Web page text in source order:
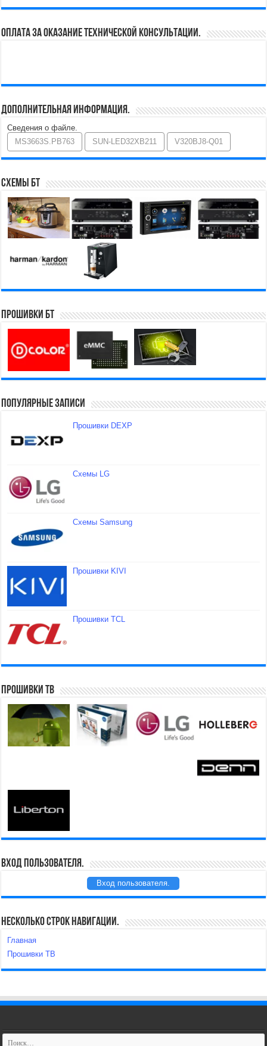
Оплата за оказание технической консультации.
Дополнительная информация.
Сведения о файле.
MS3663S.PB763
SUN-LED32XB211 V320BJ8-Q01
Схемы БТ
Прошивки БТ
Популярные записи
Прошивки DEXP
Схемы LG
Схемы Samsung
Прошивки KIVI
Прошивки TCL
Прошивки ТВ
Вход пользователя.
Вход пользователя.
Несколько строк навигации.
Главная
Прошивки ТВ